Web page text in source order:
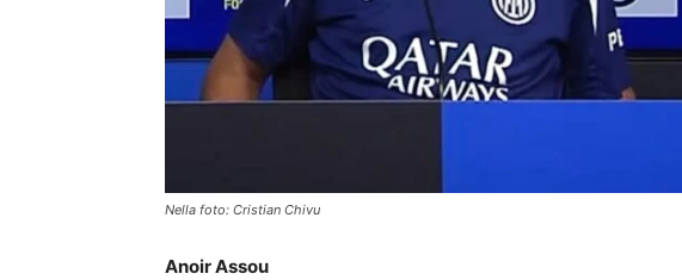
Nella foto: Cristian Chivu
Anoir Assou